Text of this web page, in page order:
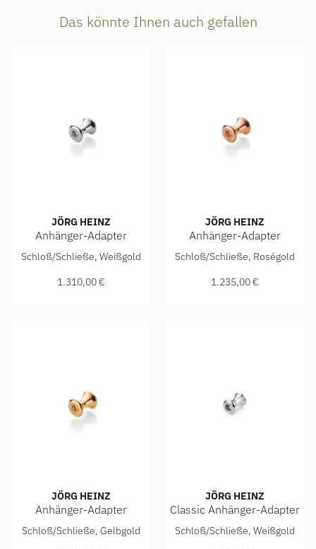
Das könnte Ihnen auch gefallen
JÖRG HEINZ
Anhänger-Adapter
Jörg Heinz Anhänger-Adapter, Ref: 4003.0-10 750 1
Schloß/Schließe, Weißgold
1.310,00 €
JÖRG HEINZ
Anhänger-Adapter
Jörg Heinz Anhänger-
Schloß/Schließe, Roségold
1.235,00 €
JÖRG HEINZ
Anhänger-Adapter
Jörg Heinz Anhänger-Adapter, Ref: 4003.0-10 750 2
Schloß/Schließe, Gelbgold
JÖRG HEINZ
Classic Anhänger-Adapter
Jörg Heinz Classic
Schloß/Schließe, Weißgold